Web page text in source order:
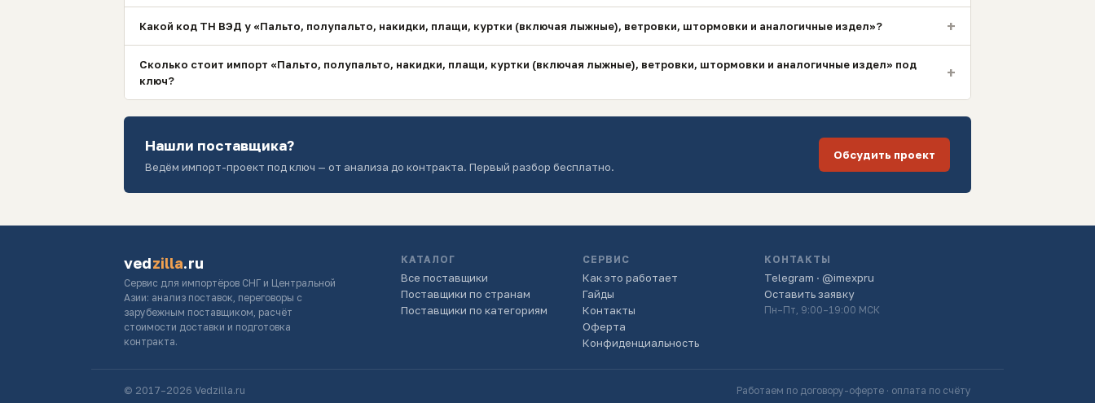
Какой код ТН ВЭД у «Пальто, полупальто, накидки, плащи, куртки (включая лыжные), ветровки, штормовки и аналогичные издел»? +
Сколько стоит импорт «Пальто, полупальто, накидки, плащи, куртки (включая лыжные), ветровки, штормовки и аналогичные издел» под
ключ?
+
Нашли поставщика?
Ведём импорт-проект под ключ — от анализа до контракта. Первый разбор бесплатно.
Обсудить проект
vedzilla.ru
Сервис для импортёров СНГ и Центральной
Азии: анализ поставок, переговоры с
зарубежным поставщиком, расчёт
стоимости доставки и подготовка
контракта.
КАТАЛОГ
Все поставщики
Поставщики по странам
Поставщики по категориям
СЕРВИС
Как это работает
Гайды
Контакты
Оферта
Конфиденциальность
КОНТАКТЫ
Telegram · @imexpru
Оставить заявку
Пн–Пт, 9:00–19:00 МСК
© 2017–2026 Vedzilla.ru Работаем по договору-оферте · оплата по счёту